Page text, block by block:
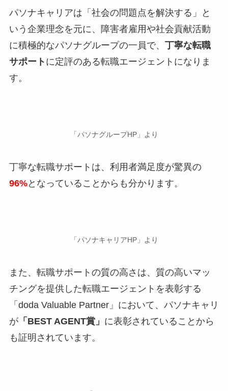
パソナキャリアは「社会の問題点を解決する」と
いう企業理念を元に、障害者雇用や社会貢献活動
に積極的なパソナグループの一員で、 丁寧な転職
サポート に定評のある転職エージェントになりま
す。
「パソナグループHP」より
丁寧な転職サポートは、利用者満足度が驚異の
96%となっていることからも分かります。
「パソナキャリアHP」より
また、転職サポートの質の高さは、質の高いマッ
チングを提供した転職エージェントを表彰する
「doda Valuable Partner」において、パソナキャリ
が「BEST AGENT賞」 に表彰されていることから
も証明されています。